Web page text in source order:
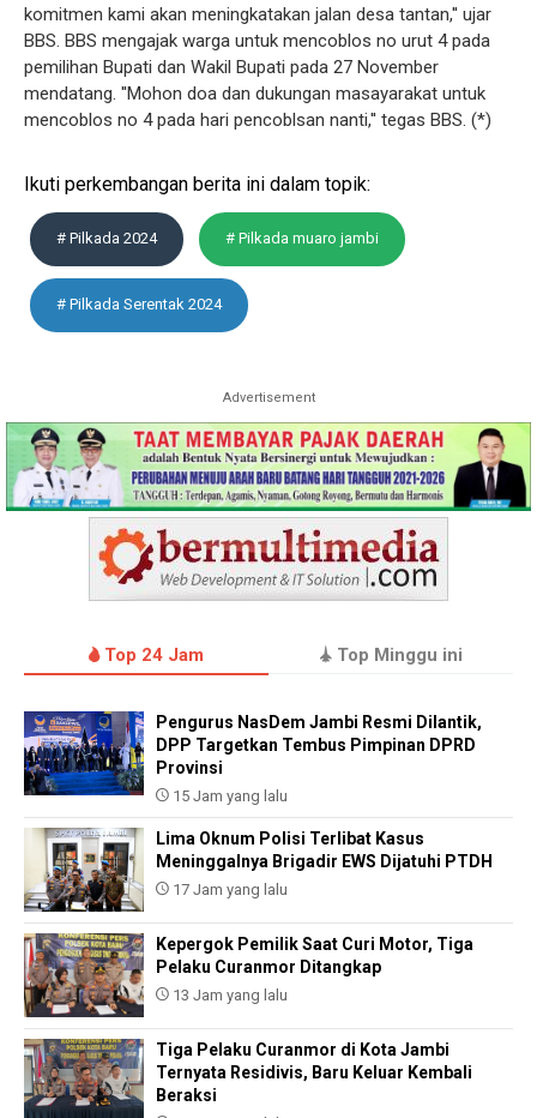
komitmen kami akan meningkatakan jalan desa tantan,'' ujar
BBS. BBS mengajak warga untuk mencoblos no urut 4 pada
pemilihan Bupati dan Wakil Bupati pada 27 November
mendatang. ''Mohon doa dan dukungan masayarakat untuk
mencoblos no 4 pada hari pencoblsan nanti,'' tegas BBS. (*)
Ikuti perkembangan berita ini dalam topik:
# Pilkada 2024 # Pilkada muaro jambi
# Pilkada Serentak 2024
Advertisement
Top 24 Jam Top Minggu ini
Pengurus NasDem Jambi Resmi Dilantik,
DPP Targetkan Tembus Pimpinan DPRD
Provinsi
15 Jam yang lalu
Lima Oknum Polisi Terlibat Kasus
Meninggalnya Brigadir EWS Dijatuhi PTDH
17 Jam yang lalu
Kepergok Pemilik Saat Curi Motor, Tiga
Pelaku Curanmor Ditangkap
13 Jam yang lalu
Tiga Pelaku Curanmor di Kota Jambi
Ternyata Residivis, Baru Keluar Kembali
Beraksi